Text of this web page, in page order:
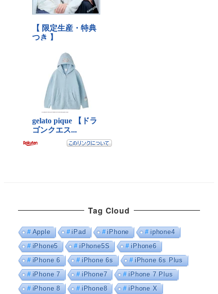
Tag Cloud
Apple iPad iPhone
iphone4
iPhone5
iPhone5S
iPhone6
iPhone 6
iPhone 6s
iPhone 6s Plus
iPhone 7
iPhone7
iPhone 7 Plus
iPhone 8
iPhone8
iPhone X